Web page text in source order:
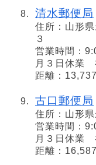
清水郵便局
住所：山形
３
営業時間：
月３日休業
距離：
古口郵便局
住所：山形
営業時間：
月３日休業
距離：